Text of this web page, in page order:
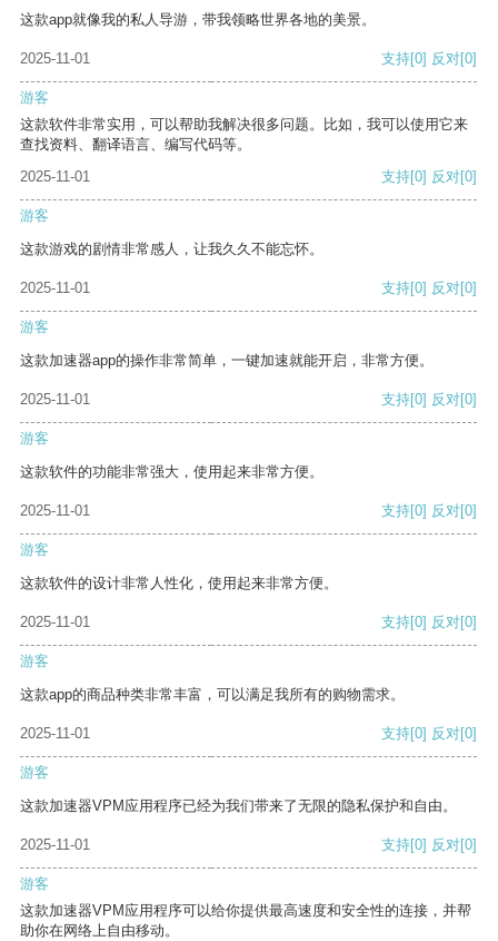
这款app就像我的私人导游，带我领略世界各地的美景。
2025-11-01 支持[0] 反对[0]
游客
这款软件非常实用，可以帮助我解决很多问题。比如，我可以使用它来
查找资料、翻译语言、编写代码等。
2025-11-01
支持[0] 反对[0]
游客
这款游戏的剧情非常感人，让我久久不能忘怀。
2025-11-01 支持[0] 反对[0]
游客
这款加速器app的操作非常简单，一键加速就能开启，非常方便。
2025-11-01 支持[0] 反对[0]
游客
这款软件的功能非常强大，使用起来非常方便。
2025-11-01 支持[0] 反对[0]
游客
这款软件的设计非常人性化，使用起来非常方便。
2025-11-01 支持[0] 反对[0]
游客
这款app的商品种类非常丰富，可以满足我所有的购物需求。
2025-11-01 支持[0] 反对[0]
游客
这款加速器VPM应用程序已经为我们带来了无限的隐私保护和自由。
2025-11-01 支持[0] 反对[0]
游客
这款加速器VPM应用程序可以给你提供最高速度和安全性的连接，并帮
助你在网络上自由移动。